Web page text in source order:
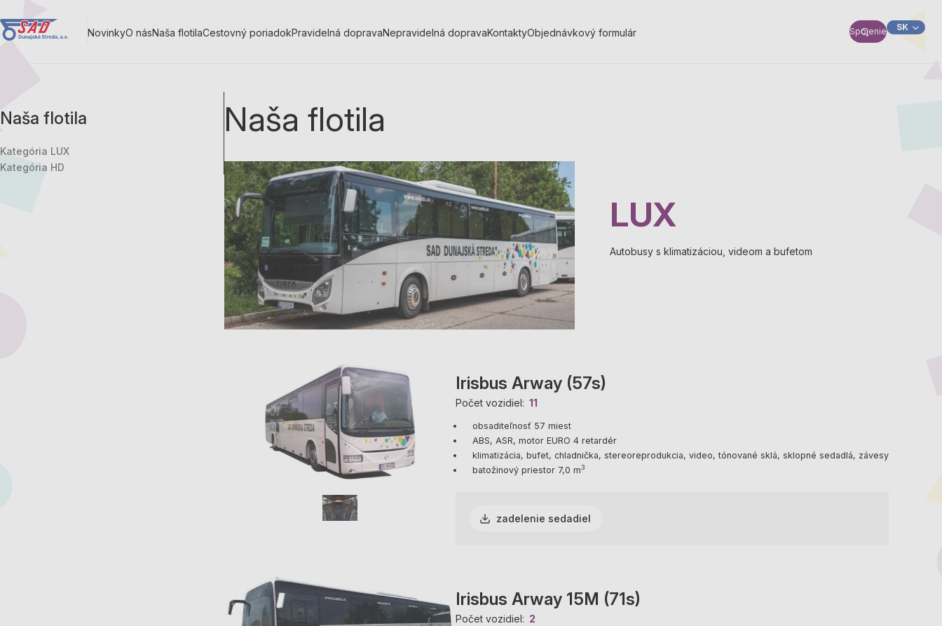
na
hlavný
NovinkyO násNaša flotilaCestovný poriadokPravidelná dopravaNepravidelná dopravaKontaktyObjednávkový formulár Spojenie
SK
Naša flotila
LUX
Autobusy s klimatizáciou, videom a bufetom
Irisbus Arway (57s)
Počet vozidiel 11
obsaditeľnosť 57 miest
ABS, ASR, motor EURO 4 retardér
klimatizácia, bufet, chladnička, stereoreprodukcia, video, tónované sklá, sklopné sedadlá, závesy
batožinový priestor 7,0 m3
zadelenie sedadiel
Irisbus Arway 15M (71s)
Počet vozidiel 2
Naša flotila
Kategória LUX
Kategória HD